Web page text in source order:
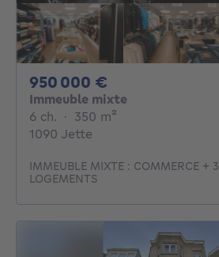
950 000 €
Immeuble mixte
6 ch. 6 chambres
· 350 m²
1090 Jette
IMMEUBLE MIXTE : COMMERCE + 3
LOGEMENTS